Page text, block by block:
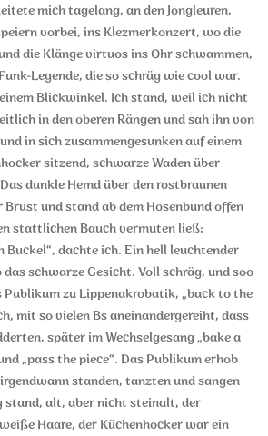
mich tagelang, an den Jongleuren,
vorbei, ins Klezmerkonzert, wo die
die Klänge virtuos ins Ohr schwammen,
Legende, die so schräg wie cool war.
Blickwinkel. Ich stand, weil ich nicht
in den oberen Rängen und sah ihn von
in sich zusammengesunken auf einem
sitzend, schwarze Waden über
dunkle Hemd über den rostbraunen
und stand ab dem Hosenbund offen
stattlichen Bauch vermuten ließ;
Buckel“, dachte ich. Ein hell leuchtender
schwarze Gesicht. Voll schräg, und soo
zu Lippenakrobatik, „back to the
mit so vielen Bs aneinandergereiht, dass
später im Wechselgesang „bake a
„pass the piece“. Das Publikum erhob
standen, tanzten und sangen
stand, alt, aber nicht steinalt, der
Haare, der Küchenhocker war ein